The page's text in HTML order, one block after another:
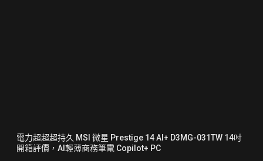
電力超超超持久 MSI 微星 Prestige 14 AI+ D3MG-031TW 14吋
開箱評價，AI輕薄商務筆電 Copilot+ PC